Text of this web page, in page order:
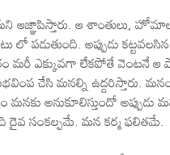
ఆజ్ఞాపిస్తారు. ఆ శాంతులు,
అప్పుడు కట్టవలసిన
మరీ ఎక్కువగా లేకపోతే వెంటనే ఆ
చేసి మనల్ని ఉద్దరిస్తారు. మనం
మనకు అనుకూలిస్తుందో
సంకల్పమే. మన కర్మ ఫలితమే.